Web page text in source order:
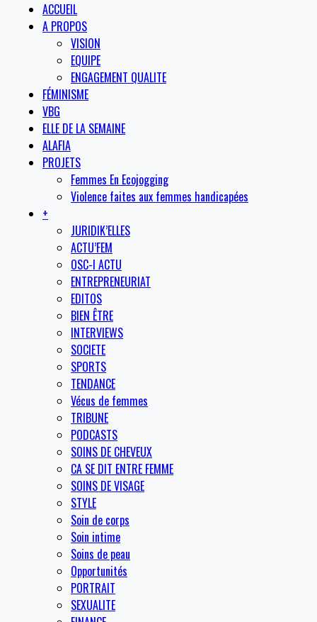
ACCUEIL
A PROPOS
VISION
EQUIPE
ENGAGEMENT QUALITE
FÉMINISME
VBG
ELLE DE LA SEMAINE
ALAFIA
PROJETS
Femmes En Ecojogging
Violence faites aux femmes handicapées
+
JURIDIK’ELLES
ACTU’FEM
OSC-I ACTU
ENTREPRENEURIAT
EDITOS
BIEN ÊTRE
INTERVIEWS
SOCIETE
SPORTS
TENDANCE
Vécus de femmes
TRIBUNE
PODCASTS
SOINS DE CHEVEUX
CA SE DIT ENTRE FEMME
SOINS DE VISAGE
STYLE
Soin de corps
Soin intime
Soins de peau
Opportunités
PORTRAIT
SEXUALITE